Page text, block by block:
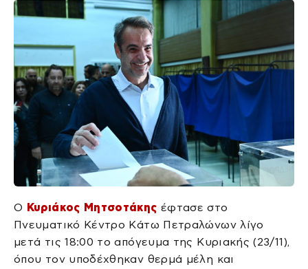
Ο Κυριάκος Μητσοτάκης έφτασε στο
Πνευματικό Κέντρο Κάτω Πετραλώνων λίγο
μετά τις 18:00 το απόγευμα της Κυριακής (23/11),
όπου τον υποδέχθηκαν θερμά μέλη και